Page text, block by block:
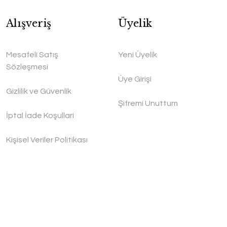
Alışveriş
Mesafeli Satış
Sözleşmesi
Gizlilik ve Güvenlik
İptal İade Koşullari
Kişisel Veriler Politikası
Üyelik
Yeni Üyelik
Üye Girişi
Şifremi Unuttum